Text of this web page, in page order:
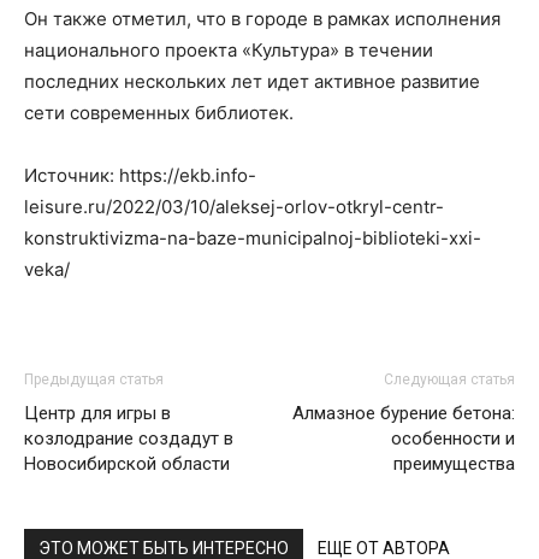
Он также отметил, что в городе в рамках исполнения
национального проекта «Культура» в течении
последних нескольких лет идет активное развитие
сети современных библиотек.
Источник: https://ekb.info-
leisure.ru/2022/03/10/aleksej-orlov-otkryl-centr-
konstruktivizma-na-baze-municipalnoj-biblioteki-xxi-
veka/
Предыдущая статья
Центр для игры в
козлодрание создадут в
Новосибирской области
Следующая статья
Алмазное бурение бетона:
особенности и
преимущества
ЭТО МОЖЕТ БЫТЬ ИНТЕРЕСНО ЕЩЕ ОТ АВТОРА